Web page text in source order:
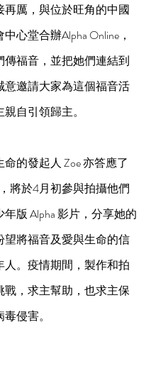
再厲，與位於旺角的中國
心堂合辦Alpha Online，
傳福音，並把她們連結到
意邀請大家為這個福音活
自引領歸主。
的發起人 Zoe 亦答應了
將於4月初參與拍攝他們
版 Alpha 影片，分享她的
望將福音及愛與生命的信
人。疫情期間，製作和拍
戰，求主幫助，也求主保
侵害。